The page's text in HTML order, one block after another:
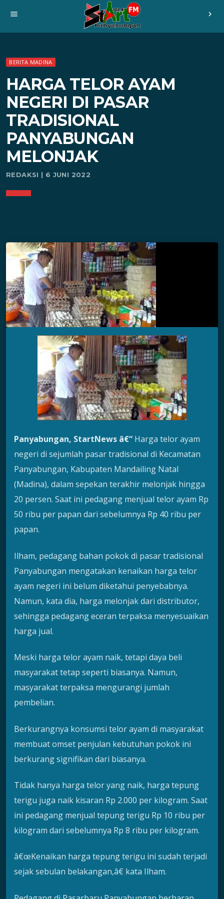
menu chevron_right
BERITA MADINA
HARGA TELOR AYAM
NEGERI DI PASAR
TRADISIONAL
PANYABUNGAN
MELONJAK
REDAKSI | 6 JUNI 2022
Panyabungan, StartNews â€“ Harga telor ayam
negeri di sejumlah pasar tradisional di Kecamatan
Panyabungan, Kabupaten Mandailing Natal
(Madina), dalam sepekan terakhir melonjak hingga
20 persen. Saat ini pedagang menjual telor ayam Rp
50 ribu per papan dari sebelumnya Rp 40 ribu per
papan.
Ilham, pedagang bahan pokok di pasar tradisional
Panyabungan mengatakan kenaikan harga telor
ayam negeri ini belum diketahui penyebabnya.
Namun, kata dia, harga melonjak dari distributor,
sehingga pedagang eceran terpaksa menyesuaikan
harga jual.
Meski harga telor ayam naik, tetapi daya beli
masyarakat tetap seperti biasanya. Namun,
masyarakat terpaksa mengurangi jumlah
pembelian.
Berkurangnya konsumsi telor ayam di masyarakat
membuat omset penjulan kebutuhan pokok ini
berkurang signifikan dari biasanya.
Tidak hanya harga telor yang naik, harga tepung
terigu juga naik kisaran Rp 2.000 per kilogram. Saat
ini pedagang menjual tepung terigu Rp 10 ribu per
kilogram dari sebelumnya Rp 8 ribu per kilogram.
â€œKenaikan harga tepung terigu ini sudah terjadi
sejak sebulan belakangan,â€ kata Ilham.